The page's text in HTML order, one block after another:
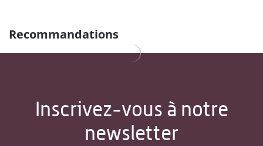
Recommandations
Inscrivez-vous à notre
newsletter